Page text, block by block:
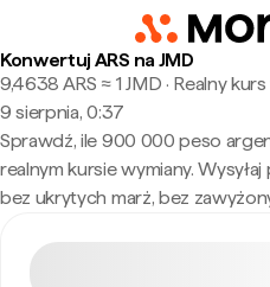
Konwertuj ARS na JMD
9,4638 ARS ≈ 1 JMD · Realny
9 sierpnia, 0:37
Sprawdź, ile 900 000 peso
realnym kursie wymiany.
bez ukrytych marż, bez